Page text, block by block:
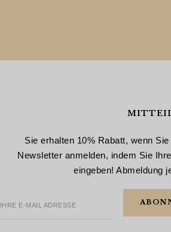
Sie erhalten 10% Rabatt, wenn
Newsletter anmelden, indem Sie
eingeben! Abmeldung
IHRE E-MAIL ADRESSE